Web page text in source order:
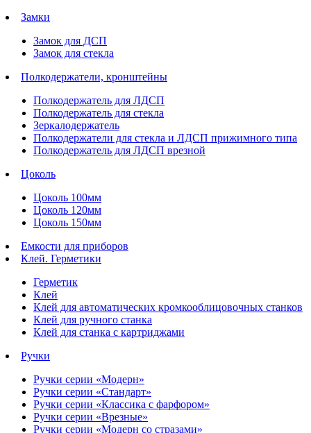
Замки
Замок для ДСП
Замок для стекла
Полкодержатели, кронштейны
Полкодержатель для ЛДСП
Полкодержатель для стекла
Зеркалодержатель
Полкодержатели для стекла и ЛДСП прижимного типа
Полкодержатель для ЛДСП врезной
Цоколь
Цоколь 100мм
Цоколь 120мм
Цоколь 150мм
Емкости для приборов
Клей. Герметики
Герметик
Клей
Клей для автоматических кромкооблицовочных станков
Клей для ручного станка
Клей для станка с картриджами
Ручки
Ручки серии «Модерн»
Ручки серии «Стандарт»
Ручки серии «Классика с фарфором»
Ручки серии «Врезные»
Ручки серии «Модерн со стразами»